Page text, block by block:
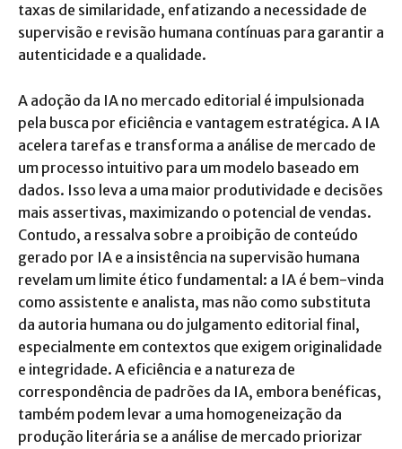
taxas de similaridade, enfatizando a necessidade de
supervisão e revisão humana contínuas para garantir a
autenticidade e a qualidade.
A adoção da IA no mercado editorial é impulsionada
pela busca por eficiência e vantagem estratégica. A IA
acelera tarefas e transforma a análise de mercado de
um processo intuitivo para um modelo baseado em
dados. Isso leva a uma maior produtividade e decisões
mais assertivas, maximizando o potencial de vendas.
Contudo, a ressalva sobre a proibição de conteúdo
gerado por IA e a insistência na supervisão humana
revelam um limite ético fundamental: a IA é bem-vinda
como assistente e analista, mas não como substituta
da autoria humana ou do julgamento editorial final,
especialmente em contextos que exigem originalidade
e integridade. A eficiência e a natureza de
correspondência de padrões da IA, embora benéficas,
também podem levar a uma homogeneização da
produção literária se a análise de mercado priorizar